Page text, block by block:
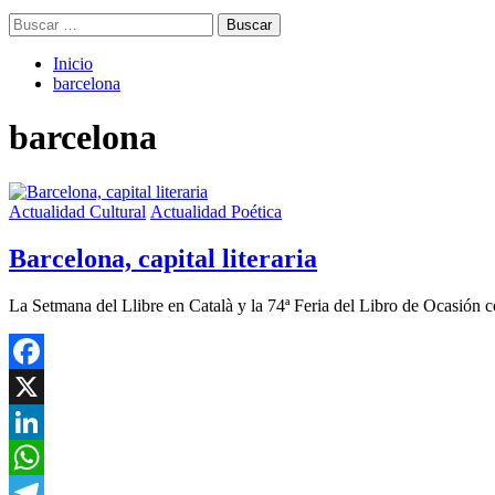
Buscar:
Inicio
barcelona
barcelona
Actualidad Cultural Actualidad Poética
Barcelona, capital literaria
La Setmana del Llibre en Català y la 74ª Feria del Libro de Ocasión
Facebook
X
LinkedIn